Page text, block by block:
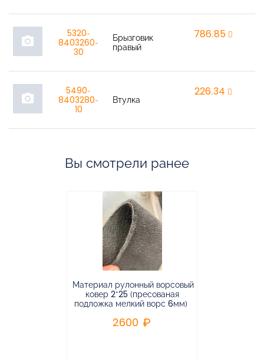
photo_camera
5320-
8403260-
30
Брызговик
правый
786,85
photo_camera
5490-
8403280-
10
Втулка
226,34
Вы смотрели ранее
Материал рулонный ворсовый
ковер 2*25 (пресованая
подложка мелкий ворс 6мм)
2600